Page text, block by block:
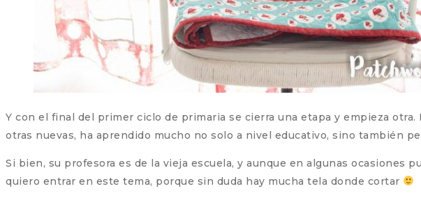
Y con el final del primer ciclo de primaria se cierra una etapa y empieza
otras nuevas, ha aprendido mucho no solo a nivel educativo, sino también
Si bien, su profesora es de la vieja escuela, y aunque en algunas
quiero entrar en este tema, porque sin duda hay mucha tela donde cortar